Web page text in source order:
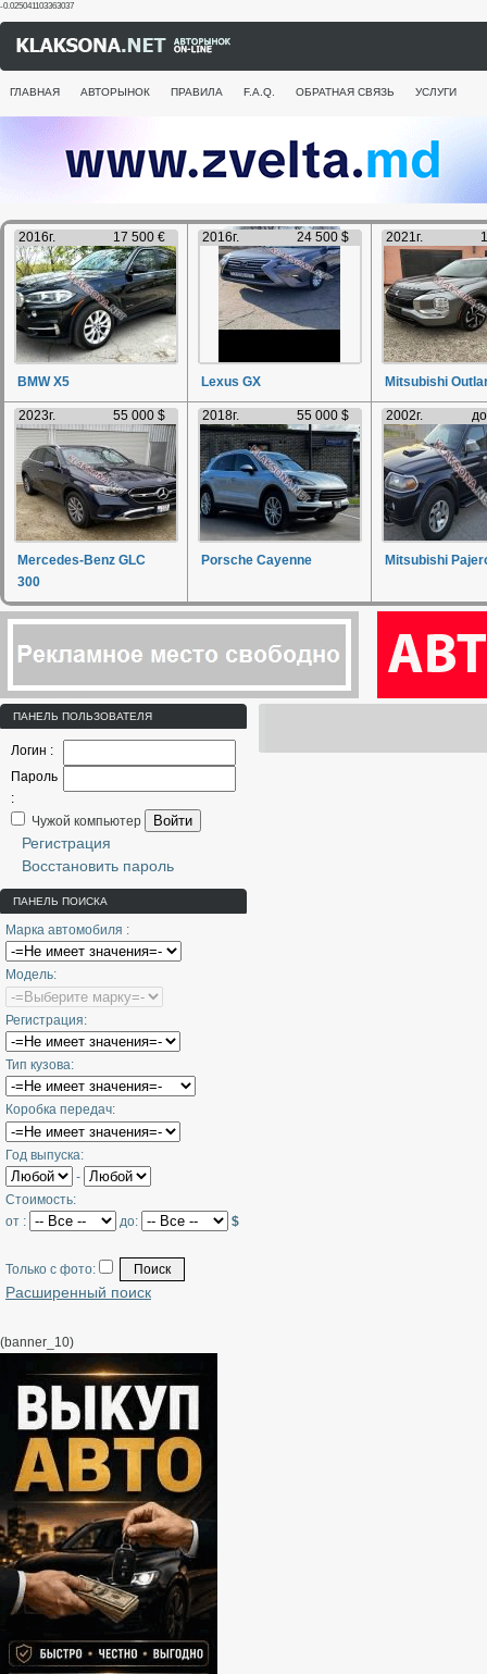
-0.025041103363037
ГЛАВНАЯ АВТОРЫНОК ПРАВИЛА F.A.Q. ОБРАТНАЯ СВЯЗЬ УСЛУГИ
2016г. 17 500 €
BMW X5
2016г. 24 500 $
Lexus GX
2021г.
Mitsubishi
2023г. 55 000 $
Mercedes-Benz GLC
300
2018г. 55 000 $
Porsche Cayenne
2002г.
Mitsubishi
ПАНЕЛЬ ПОЛЬЗОВАТЕЛЯ
Логин :
Пароль
:
Чужой компьютер
Войти
Регистрация
Восстановить пароль
ПАНЕЛЬ ПОИСКА
Марка автомобиля :
Модель:
Регистрация:
Тип кузова:
Коробка передач:
Год выпуска:
-
Стоимость:
от :
до: $
Только с фото:
Расширенный поиск
(banner_10)